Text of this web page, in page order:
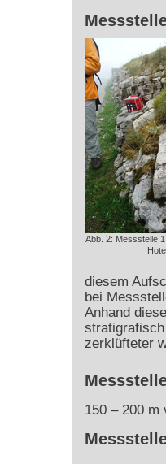
Abb. 2: Messstelle
diesem
bei
Anhand
zerklüfteter
150 – 200